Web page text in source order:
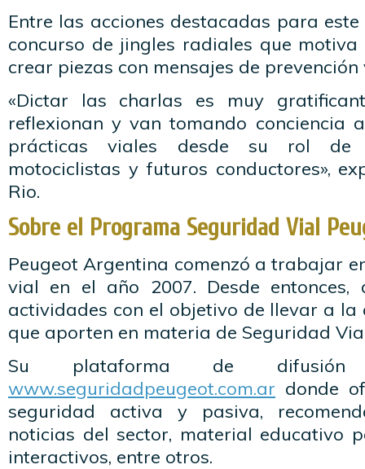
Entre las acciones destacadas para
concurso de jingles radiales que
crear piezas con mensajes de prevención
«Dictar las charlas es muy
reflexionan y van tomando conciencia
prácticas viales desde su rol de
motociclistas y futuros conductores»,
Rio.
Sobre el Programa Seguridad Vial
Peugeot Argentina comenzó a trabajar
vial en el año 2007. Desde entonces,
actividades con el objetivo de llevar a la
que aporten en materia de Seguridad
Su plataforma de
www.seguridadpeugeot.com.ar donde
seguridad activa y pasiva,
noticias del sector, material educativo
interactivos, entre otros.